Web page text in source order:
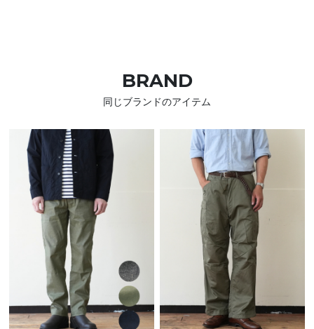
BRAND
同じブランドのアイテム